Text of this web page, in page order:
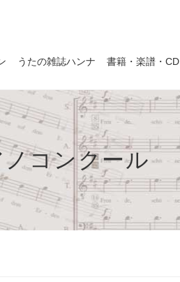
うたの雑誌ハンナ 書籍・楽譜・CD
コンクール